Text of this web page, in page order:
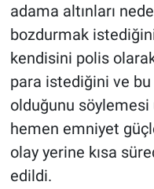
adama altınları
bozdurmak
kendisini polis
para istediğini ve
olduğunu söylemesi
hemen emniyet
olay yerine kısa
edildi.